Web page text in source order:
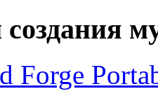
Forge